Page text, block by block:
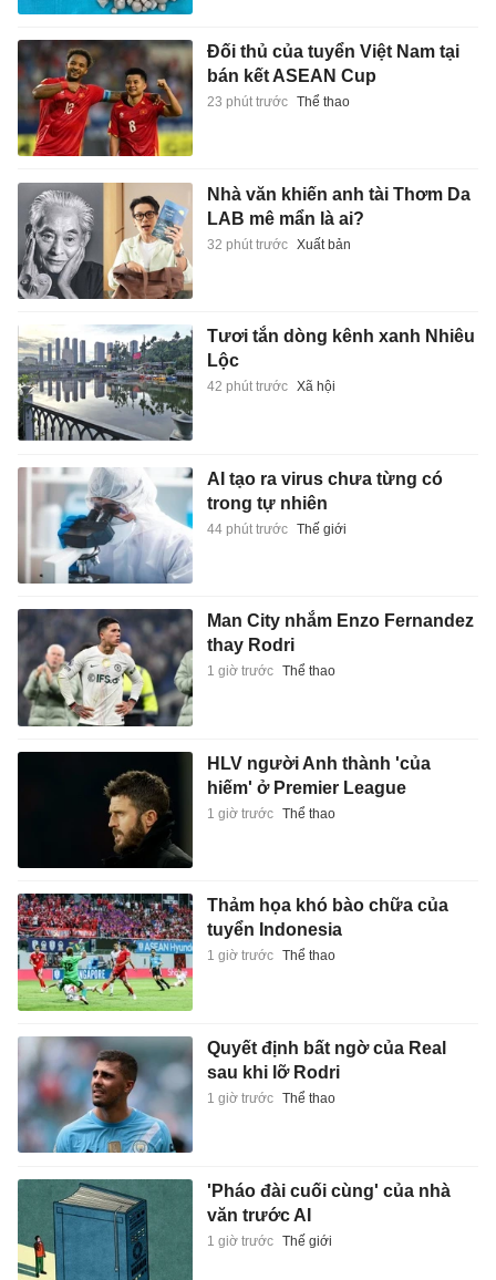
Đối thủ của tuyển Việt Nam tại
bán kết ASEAN Cup
23 phút trước Thể thao
Nhà văn khiến anh tài Thơm Da
LAB mê mẩn là ai?
32 phút trước Xuất bản
Tươi tắn dòng kênh xanh Nhiêu
Lộc
42 phút trước Xã hội
AI tạo ra virus chưa từng có
trong tự nhiên
44 phút trước Thế giới
Man City nhắm Enzo Fernandez
thay Rodri
1 giờ trước Thể thao
HLV người Anh thành 'của
hiếm' ở Premier League
1 giờ trước Thể thao
Thảm họa khó bào chữa của
tuyển Indonesia
1 giờ trước Thể thao
Quyết định bất ngờ của Real
sau khi lỡ Rodri
1 giờ trước Thể thao
'Pháo đài cuối cùng' của nhà
văn trước AI
1 giờ trước Thế giới